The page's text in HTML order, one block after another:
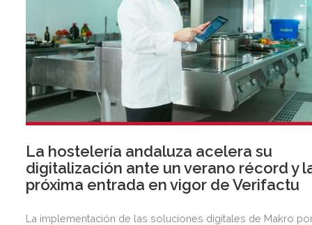
La hostelería andaluza acelera su
digitalización ante un verano récord y
próxima entrada en vigor de Verifactu
La implementación de las soluciones digitales de Makro